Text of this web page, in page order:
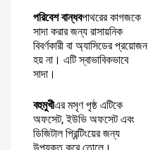
পরিবেশ বান্ধবপাথরের কাগজকে
সাদা করার জন্য রাসায়নিক
বিবর্ণকারী বা অ্যাসিডের প্রয়োজন
হয় না। এটি স্বাভাবিকভাবে
সাদা।
বহুমুখীএর মসৃণ পৃষ্ঠ এটিকে
অফসেট, ইউভি অফসেট এবং
ডিজিটাল প্রিন্টিংয়ের জন্য